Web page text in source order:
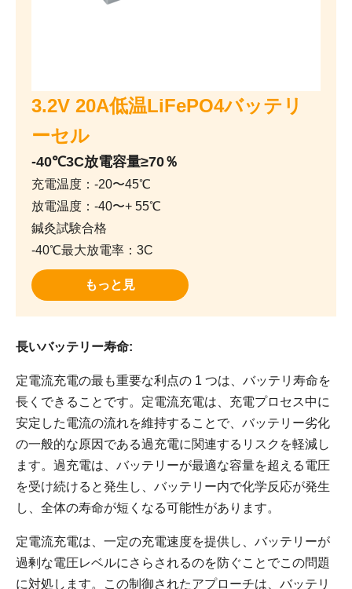
3.2V 20A低温LiFePO4バッテリ
ーセル
-40℃3C放電容量≥70％
充電温度：-20〜45℃
放電温度：-40〜+ 55℃
鍼灸試験合格
-40℃最大放電率：3C
もっと見
長いバッテリー寿命:
定電流充電の最も重要な利点の 1 つは、バッテリ寿命を
長くできることです。定電流充電は、充電プロセス中に
安定した電流の流れを維持することで、バッテリー劣化
の一般的な原因である過充電に関連するリスクを軽減し
ます。過充電は、バッテリーが最適な容量を超える電圧
を受け続けると発生し、バッテリー内で化学反応が発生
し、全体の寿命が短くなる可能性があります。
定電流充電は、一定の充電速度を提供し、バッテリーが
過剰な電圧レベルにさらされるのを防ぐことでこの問題
に対処します。この制御されたアプローチは、バッテリ